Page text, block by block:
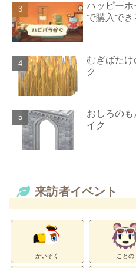
ハッピー
で購入でき
むぎばた
ク
おしろの
イク
来訪者イベント
かいぞく ことの